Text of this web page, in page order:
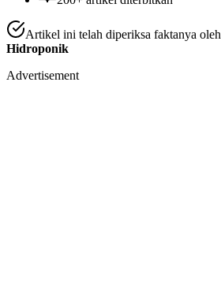
Artikel ini telah diperiksa faktanya oleh
Hidroponik
Advertisement